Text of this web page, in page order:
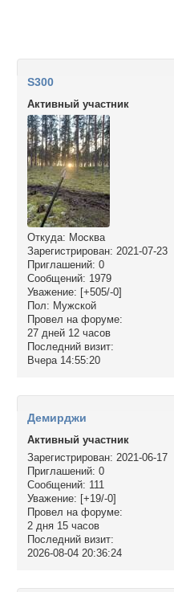
S300
Активный участник
Откуда: Москва
Зарегистрирован: 2021-07-23
Приглашений: 0
Сообщений: 1979
Уважение: [+505/-0]
Пол: Мужской
Провел на форуме:
27 дней 12 часов
Последний визит:
Вчера 14:55:20
Демирджи
Активный участник
Зарегистрирован: 2021-06-17
Приглашений: 0
Сообщений: 111
Уважение: [+19/-0]
Провел на форуме:
2 дня 15 часов
Последний визит:
2026-08-04 20:36:24